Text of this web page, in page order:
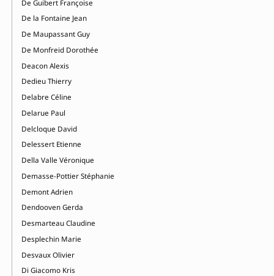
De Guibert Françoise
De la Fontaine Jean
De Maupassant Guy
De Monfreid Dorothée
Deacon Alexis
Dedieu Thierry
Delabre Céline
Delarue Paul
Delcloque David
Delessert Etienne
Della Valle Véronique
Demasse-Pottier Stéphanie
Demont Adrien
Dendooven Gerda
Desmarteau Claudine
Desplechin Marie
Desvaux Olivier
Di Giacomo Kris